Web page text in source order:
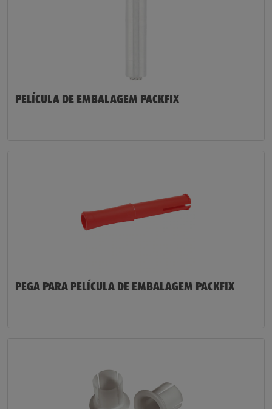
PELÍCULA DE EMBALAGEM PACKFIX
PEGA PARA PELÍCULA DE EMBALAGEM PACKFIX